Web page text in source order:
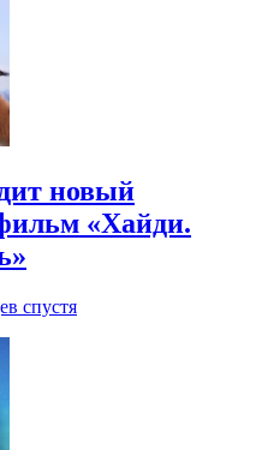
новый
«Хайди.
спустя